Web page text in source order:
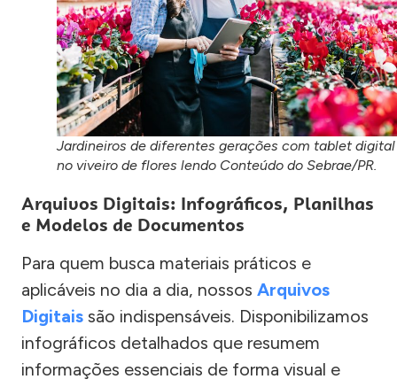
Jardineiros de diferentes gerações com tablet digital
no viveiro de flores lendo Conteúdo do Sebrae/PR.
Arquivos Digitais: Infográficos, Planilhas
e Modelos de Documentos
Para quem busca materiais práticos e
aplicáveis no dia a dia, nossos Arquivos
Digitais são indispensáveis. Disponibilizamos
infográficos detalhados que resumem
informações essenciais de forma visual e